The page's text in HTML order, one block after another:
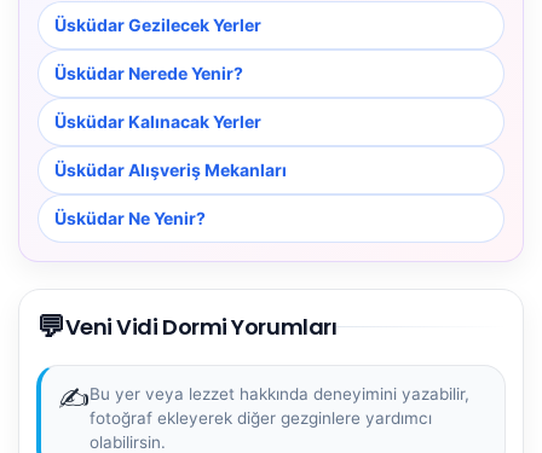
Üsküdar Gezilecek Yerler
Üsküdar Nerede Yenir?
Üsküdar Kalınacak Yerler
Üsküdar Alışveriş Mekanları
Üsküdar Ne Yenir?
💬Veni Vidi Dormi Yorumları
✍️Bu yer veya lezzet hakkında deneyimini yazabilir,
fotoğraf ekleyerek diğer gezginlere yardımcı
olabilirsin.